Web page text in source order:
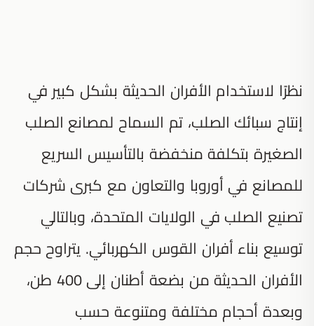
نظرًا لاستخدام الأفران الحديثة بشكل كبير في
إنتاج سبائك الصلب، تم السماح لمصانع الصلب
الصغيرة بتكلفة منخفضة بالتأسيس السريع
للمصانع في أوروبا والتعاون مع كبرى شركات
تصنيع الصلب في الولايات المتحدة، وبالتالي
توسيع بناء أفران القوس الكهربائي. يتراوح حجم
الأفران الحديثة من بضعة أطنان إلى 400 طن،
وبعدة أحجام مختلفة ومتنوعة حسب